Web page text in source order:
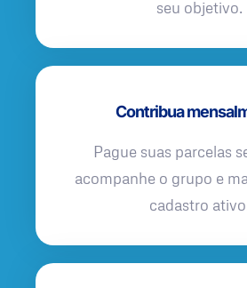
seu objetivo.
Contribua
Pague suas parcelas
acompanhe o grupo e
cadastro